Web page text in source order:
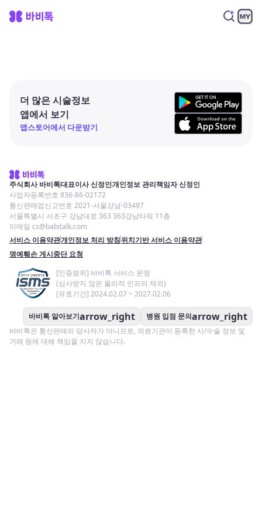
더 많은 시술정보
앱에서 보기
앱스토어에서 다운받기
주식회사 바비톡대표이사 신정인개인정보 관리책임자 신정인
사업자등록번호 836-86-02172
통신판매업신고번호 2021-서울강남-03497
서울특별시 서초구 강남대로 363 363강남타워 11층
이메일 cs@babitalk.com
서비스 이용약관개인정보 처리 방침위치기반 서비스 이용약관
명예훼손 게시중단 요청
[인증범위] 바비톡 서비스 운영
(심사받지 않은 물리적 인프라 제외)
[유효기간] 2024.02.07 ~ 2027.02.06
바비톡 알아보기arrow_right 병원 입점 문의arrow_right
바비톡은 통신판매의 당사자가 아니므로, 의료기관이 등록한 시/수술 정보 및
거래 등에 대해 책임을 지지 않습니다.